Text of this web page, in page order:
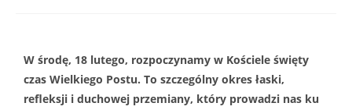
W środę, 18 lutego, rozpoczynamy w Kościele święty
czas Wielkiego Postu. To szczególny okres łaski,
refleksji i duchowej przemiany, który prowadzi nas ku